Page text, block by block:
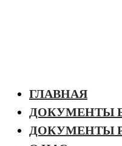
ГЛАВНАЯ
ДОКУМЕНТЫ
ДОКУМЕНТЫ